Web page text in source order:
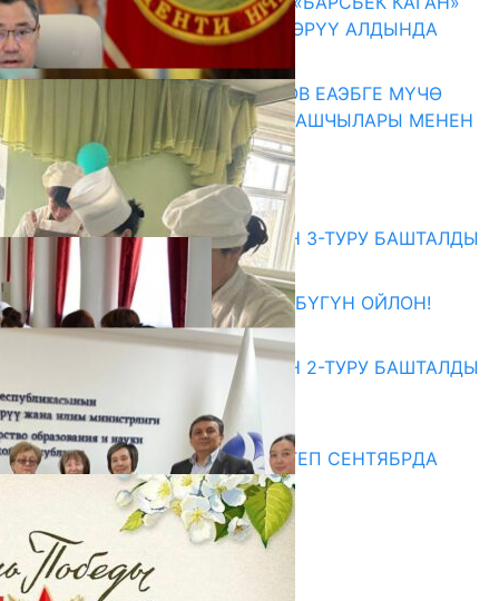
КӨРКӨМ ТАСМАСЫ ЖАРЫК КӨРҮҮ АЛДЫНДА
07.08.2026
ПРЕЗИДЕНТ САДЫР ЖАПАРОВ ЕАЭБГЕ МҮЧӨ
МАМЛЕКЕТТЕРДИН ӨКМӨТ БАШЧЫЛАРЫ МЕНЕН
ЖОЛУГУШТУ
07.08.2026
Абитуриент
ЖОЖДОРГО КАБЫЛ АЛУУНУН 3-ТУРУ БАШТАЛДЫ
27.07.2026
ӨЗҮҢДҮН КЕЛЕЧЕГИҢ ҮЧҮН БҮГҮН ОЙЛОН!
20.07.2026
ЖОЖДОРГО КАБЫЛ АЛУУНУН 2-ТУРУ БАШТАЛДЫ
20.07.2026
Медиа
СУЗАКТА 750 ОРУНДУУ МЕКТЕП СЕНТЯБРДА
ПАЙДАЛАНУУГА БЕРИЛЕТ
07.08.2025
Улуу Жеңиштин жандуу сөзү
29.04.2025